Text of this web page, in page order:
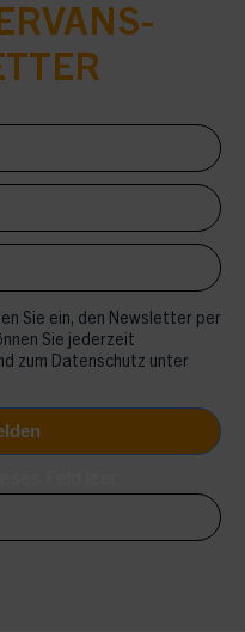
Sie ein, den Newsletter per
Sie jederzeit
zum Datenschutz unter